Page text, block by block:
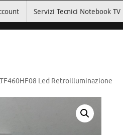
Servizi Tecnici Notebook TV
Led Retroilluminazione